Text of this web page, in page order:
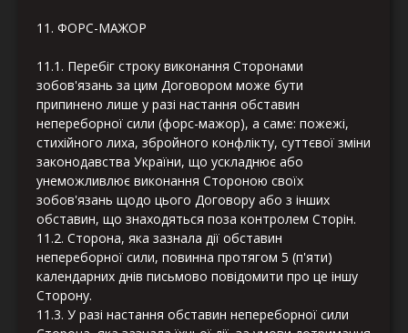
11. ФОРС-МАЖОР
11.1. Перебіг строку виконання Сторонами
зобов'язань за цим Договором може бути
припинено лише у разі настання обставин
непереборної сили (форс-мажор), а саме: пожежі,
стихійного лиха, збройного конфлікту, суттєвої зміни
законодавства України, що ускладнює або
унеможливлює виконання Стороною своїх
зобов'язань щодо цього Договору або з інших
обставин, що знаходяться поза контролем Сторін.
11.2. Сторона, яка зазнала дії обставин
непереборної сили, повинна протягом 5 (п'яти)
календарних днів письмово повідомити про це іншу
Сторону.
11.3. У разі настання обставин непереборної сили